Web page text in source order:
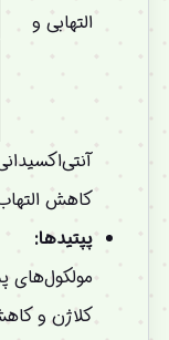
التهابی و
کاهش
پپتیدها:
مولکول‌های
کلاژن و